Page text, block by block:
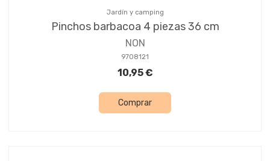
Jardín y camping
Pinchos barbacoa 4 piezas 36 cm
NON
9708121
10,95 €
Comprar